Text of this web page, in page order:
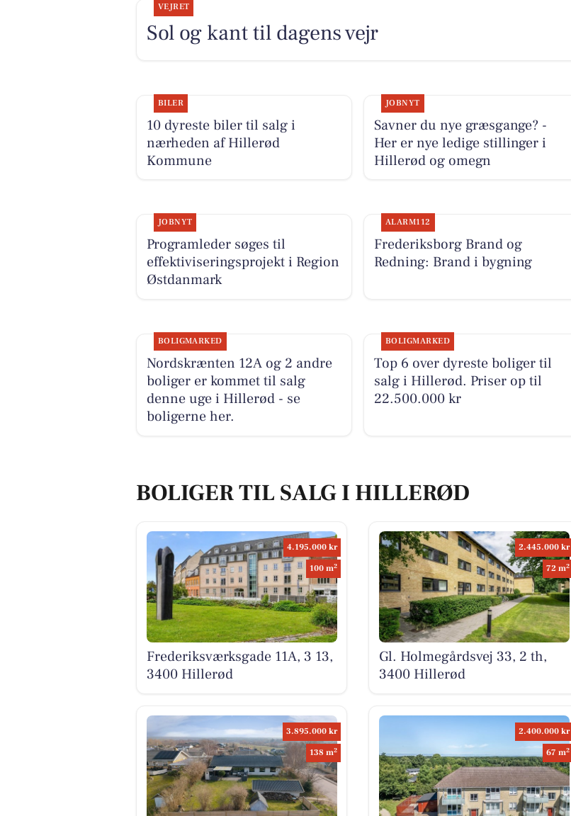
VEJRET
Sol og kant til dagens vejr
BILER
10 dyreste biler til salg i
nærheden af Hillerød
Kommune
JOBNYT
Savner du nye græsgange? -
Her er nye ledige stillinger i
Hillerød og omegn
JOBNYT
Programleder søges til
effektiviseringsprojekt i Region
Østdanmark
ALARM112
Frederiksborg Brand og
Redning: Brand i bygning
BOLIGMARKED
Nordskrænten 12A og 2 andre
boliger er kommet til salg
denne uge i Hillerød - se
boligerne her.
BOLIGMARKED
Top 6 over dyreste boliger til
salg i Hillerød. Priser op til
22.500.000 kr
BOLIGER TIL SALG I HILLERØD
4.195.000 kr
100 m2
Frederiksværksgade 11A, 3 13,
3400 Hillerød
2.445.000 kr
72 m2
Gl. Holmegårdsvej 33, 2 th,
3400 Hillerød
3.895.000 kr
138 m2
2.400.000 kr
67 m2